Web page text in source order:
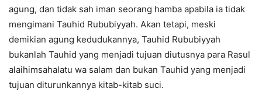
agung, dan tidak sah iman seorang hamba apabila ia tidak
mengimani Tauhid Rububiyyah. Akan tetapi, meski
demikian agung kedudukannya, Tauhid Rububiyyah
bukanlah Tauhid yang menjadi tujuan diutusnya para Rasul
alaihimsahalatu wa salam dan bukan Tauhid yang menjadi
tujuan diturunkannya kitab-kitab suci.